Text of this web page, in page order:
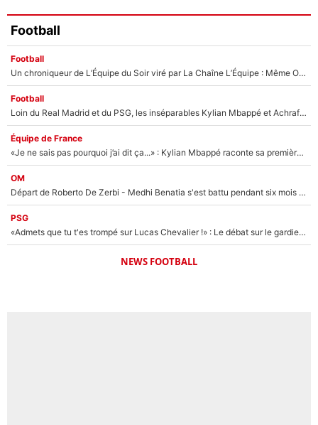
Football
Football
Un chroniqueur de L’Équipe du Soir viré par La Chaîne L’Équipe : Même Olivier Ménard n’avait pas pu empêcher son départ, «je l’ai appris sur Twitter, je l’ai vécu assez mal»
Football
Loin du Real Madrid et du PSG, les inséparables Kylian Mbappé et Achraf Hakimi changent d'équipe le temps d'une journée !
Équipe de France
«Je ne sais pas pourquoi j’ai dit ça...» : Kylian Mbappé raconte sa première rencontre avec Zinédine Zidane (et c’est très drôle)
OM
Départ de Roberto De Zerbi - Medhi Benatia s'est battu pendant six mois pour le retenir à l'OM, le PSG a été le naufrage de trop : «Je pars avec toi»
PSG
«Admets que tu t'es trompé sur Lucas Chevalier !» : Le débat sur le gardien du PSG vire au clash à l'After Foot
NEWS FOOTBALL